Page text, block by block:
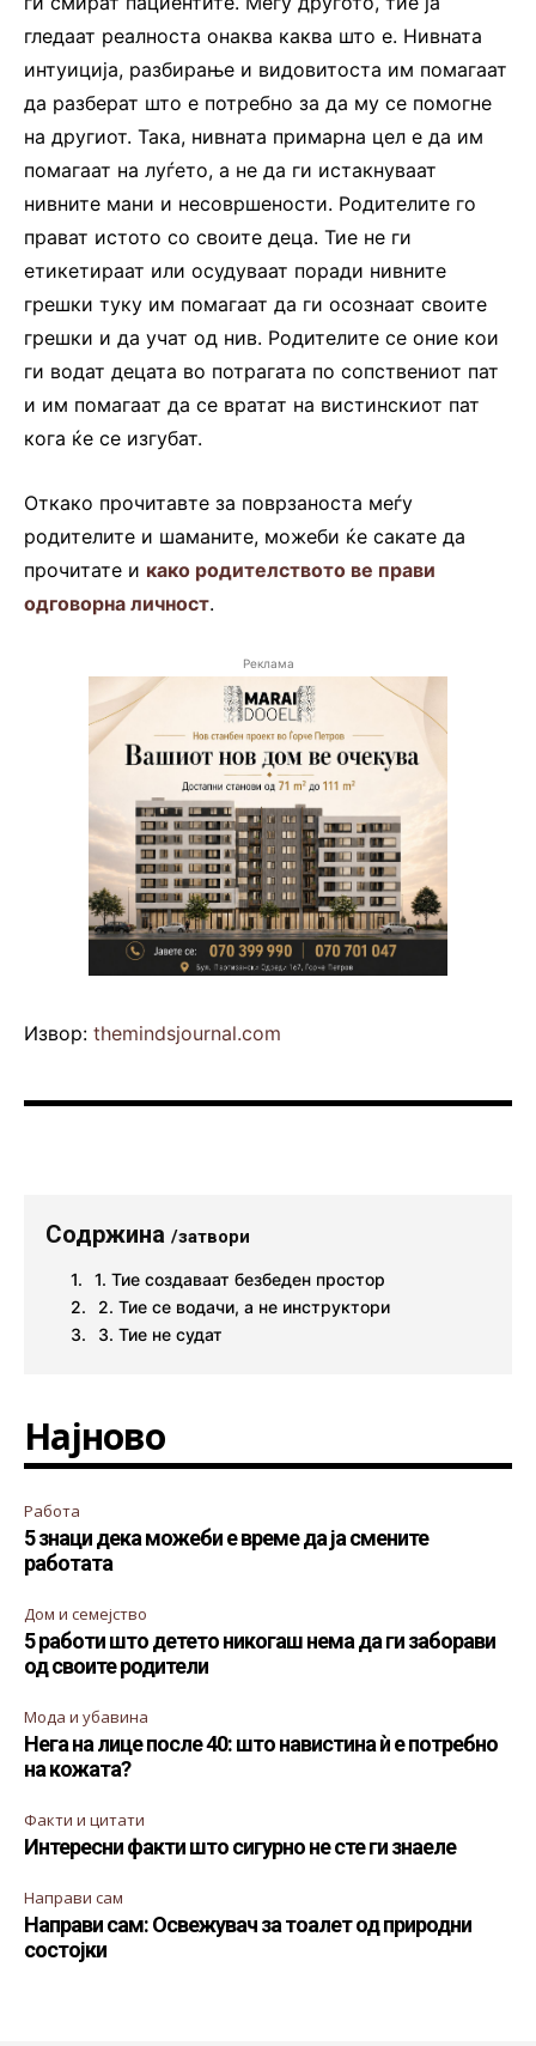
гледаат реалноста онаква каква што е. Нивната
интуиција, разбирање и видовитоста им помагаат
да разберат што е потребно за да му се помогне
на другиот. Така, нивната примарна цел е да им
помагаат на луѓето, а не да ги истакнуваат
нивните мани и несовршености. Родителите го
прават истото со своите деца. Тие не ги
етикетираат или осудуваат поради нивните
грешки туку им помагаат да ги осознаат своите
грешки и да учат од нив. Родителите се оние кои
ги водат децата во потрагата по сопствениот пат
и им помагаат да се вратат на вистинскиот пат
кога ќе се изгубат.
Откако прочитавте за поврзаноста меѓу
родителите и шаманите, можеби ќе сакате да
прочитате и како родителството ве прави
одговорна личност.
Реклама
Извор: themindsjournal.com
Содржина /затвори
1. Тие создаваат безбеден простор
2. Тие се водачи, а не инструктори
3. Тие не судат
Најново
Работа
5 знаци дека можеби е време да ја смените
работата
Дом и семејство
5 работи што детето никогаш нема да ги заборави
од своите родители
Мода и убавина
Нега на лице после 40: што навистина ѝ е потребно
на кожата?
Факти и цитати
Интересни факти што сигурно не сте ги знаеле
Направи сам
Направи сам: Освежувач за тоалет од природни
состојки